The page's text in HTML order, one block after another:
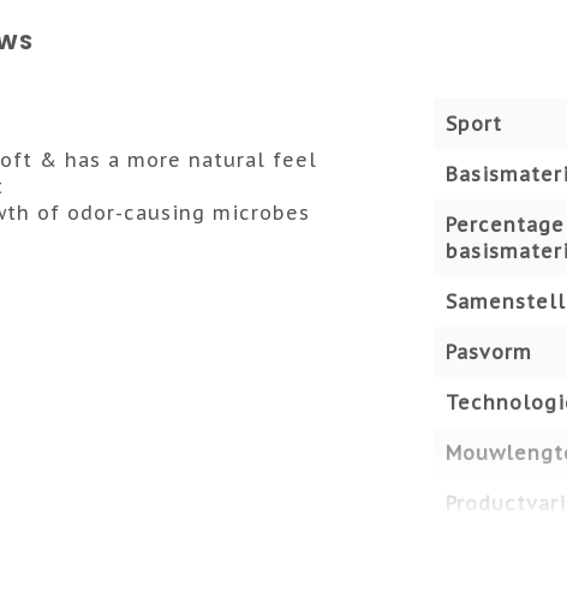
& has a more natural feel
of odor-causing microbes
Sport
Percentage
Pasvorm